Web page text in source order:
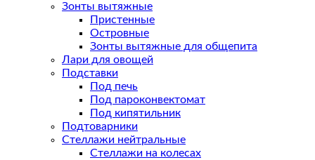
Зонты вытяжные
Пристенные
Островные
Зонты вытяжные для общепита
Лари для овощей
Подставки
Под печь
Под пароконвектомат
Под кипятильник
Подтоварники
Стеллажи нейтральные
Стеллажи на колесах